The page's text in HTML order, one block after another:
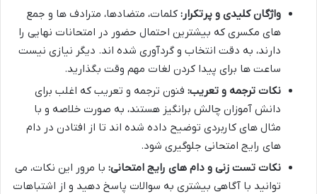
واژگان کلیدی و پرتکرار: کلمات، متضادها، مترادف ها و جمع
های مکسری که بیشترین احتمال حضور در امتحانات نهایی را
دارند، به دقت انتخاب و گردآوری شده اند. دیگر نیازی نیست
ساعت ها برای پیدا کردن لغات مهم وقت بگذارید.
نکات ترجمه و تعریب: فنون ترجمه و تعریب که اغلب برای
دانش آموزان چالش برانگیز هستند، به صورت خلاصه و با
مثال های کاربردی توضیح داده شده اند تا از افتادن در دام
های رایج امتحانی جلوگیری شود.
نکات تست زنی و دام های رایج امتحانی: با مرور این نکات، می
توانید با آگاهی بیشتری به سوالات پاسخ دهید و از اشتباهات